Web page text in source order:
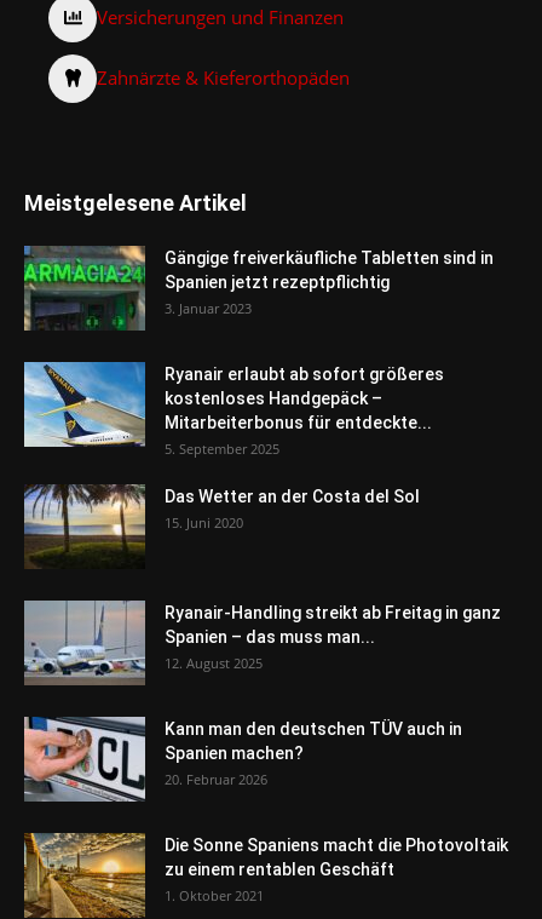
Versicherungen und Finanzen
Zahnärzte & Kieferorthopäden
Meistgelesene Artikel
Gängige freiverkäufliche Tabletten sind in
Spanien jetzt rezeptpflichtig
3. Januar 2023
Ryanair erlaubt ab sofort größeres
kostenloses Handgepäck –
Mitarbeiterbonus für entdeckte...
5. September 2025
Das Wetter an der Costa del Sol
15. Juni 2020
Ryanair-Handling streikt ab Freitag in ganz
Spanien – das muss man...
12. August 2025
Kann man den deutschen TÜV auch in
Spanien machen?
20. Februar 2026
Die Sonne Spaniens macht die Photovoltaik
zu einem rentablen Geschäft
1. Oktober 2021